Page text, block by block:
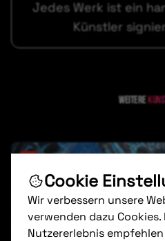
Jedes Werk ist ein
Künstler
Weitere
Cookie
Wir verbessern unsere
verwenden dazu
Nutzererlebnis